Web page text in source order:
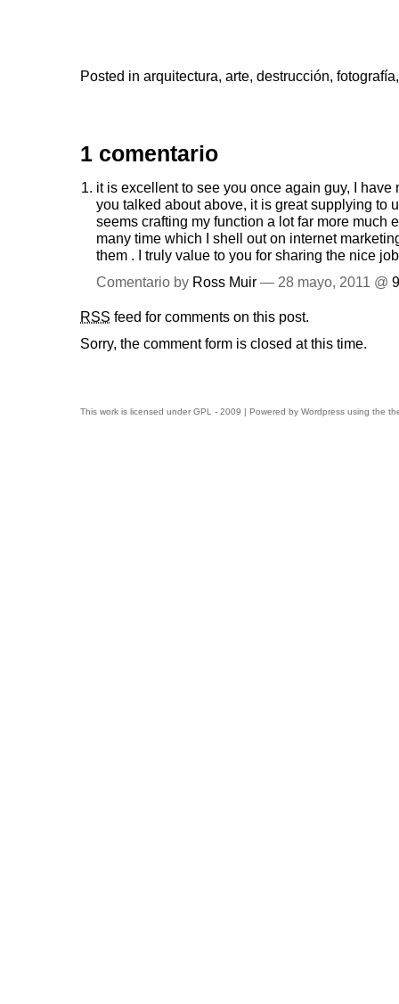
Posted in arquitectura, arte, destrucción, fotografía
1 comentario
it is excellent to see you once again guy, I
you talked about above, it is great supplying to
seems crafting my function a lot far more much
many time which I shell out on internet
them . I truly value to you for sharing the nice
Comentario by Ross Muir — 28 mayo, 2011 @
RSS feed for comments on this post.
Sorry, the comment form is closed at this time.
This work is licensed under GPL - 2009 | Powered by Wordpress using the